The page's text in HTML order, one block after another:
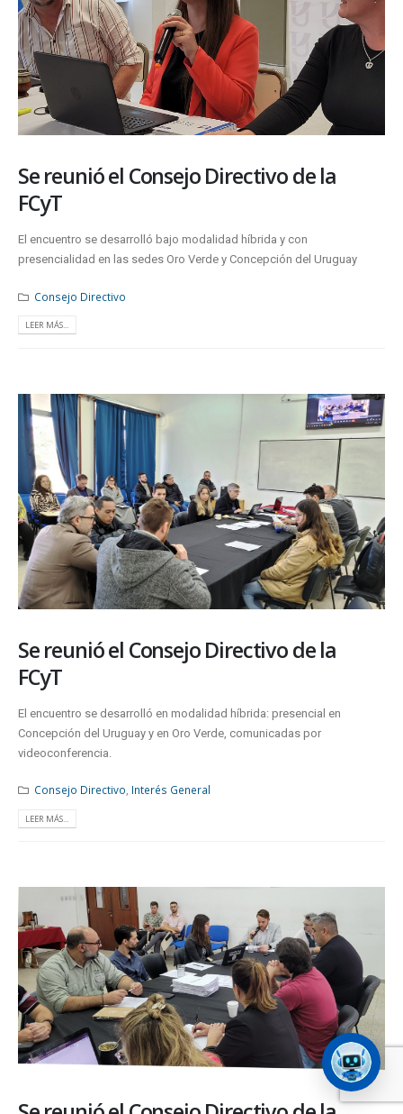
Se reunió el Consejo Directivo de la
FCyT
El encuentro se desarrolló bajo modalidad híbrida y con
presencialidad en las sedes Oro Verde y Concepción del Uruguay
Consejo Directivo
LEER MÁS...
Se reunió el Consejo Directivo de la
FCyT
El encuentro se desarrolló en modalidad híbrida: presencial en
Concepción del Uruguay y en Oro Verde, comunicadas por
videoconferencia.
Consejo Directivo, Interés General
LEER MÁS...